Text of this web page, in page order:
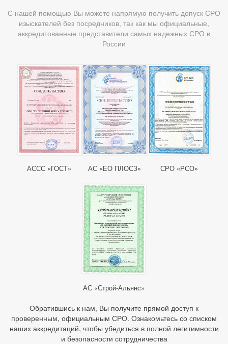
С нашей помощью Вы можете напрямую получить допуск СРО
изыскателей без посредников, так как мы официальные,
аккредитованные представители самых надежных СРО в
России
АССС «ГОСТ» АС «ЕО ПЛОСЗ» СРО «РСО»
АС «Строй-Альянс»
Обратившись к нам, Вы получите прямой доступ к
проверенным, официальным СРО. Ознакомьтесь со списком
наших аккредитаций, чтобы убедиться в полной легитимности
и безопасности сотрудничества